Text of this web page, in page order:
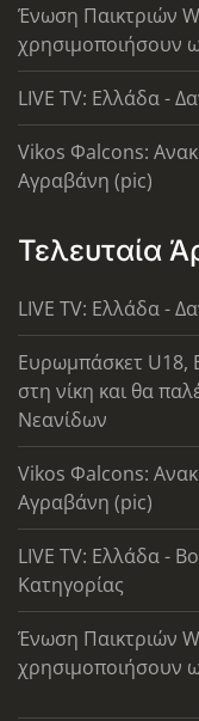
Ένωση Παικτριών
χρησιμοποιήσουν
LIVE TV: Ελλάδα -
Vikos Φalcons:
Αγραβάνη (pic)
Τελευταία
LIVE TV: Ελλάδα -
Ευρωμπάσκετ U18,
στη νίκη και θα
Νεανίδων
Vikos Φalcons:
Αγραβάνη (pic)
LIVE TV: Ελλάδα -
Κατηγορίας
Ένωση Παικτριών
χρησιμοποιήσουν